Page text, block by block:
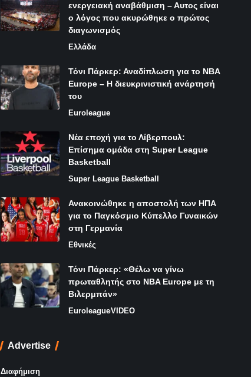
ενεργειακή αναβάθμιση – Αυτος είναι
ο λόγος που ακυρώθηκε ο πρώτος
διαγωνισμός
Ελλάδα
Τόνι Πάρκερ: Αναδίπλωση για το NBA
Europe – Η διευκρινιστική ανάρτησή
του
Euroleague
Νέα εποχή για το Λίβερπουλ:
Επίσημα ομάδα στη Super League
Basketball
Super League Basketball
Ανακοινώθηκε η αποστολή των ΗΠΑ
για το Παγκόσμιο Κύπελλο Γυναικών
στη Γερμανία
Εθνικές
Τόνι Πάρκερ: «Θέλω να γίνω
πρωταθλητής στο NBA Europe με τη
Βιλερμπάν»
EuroleagueVIDEO
Advertise
Διαφήμιση